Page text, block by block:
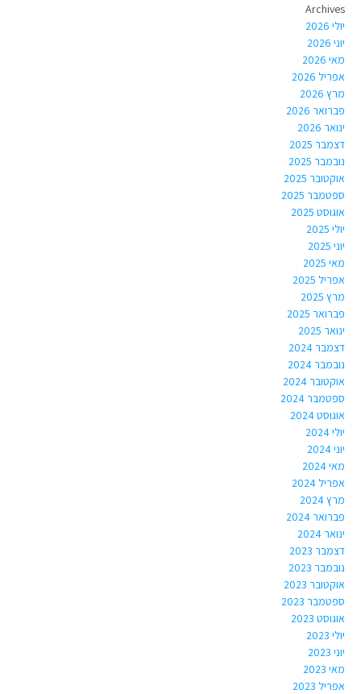
Archives
יולי 2026
יוני 2026
מאי 2026
אפריל 2026
מרץ 2026
פברואר 2026
ינואר 2026
דצמבר 2025
נובמבר 2025
אוקטובר 2025
ספטמבר 2025
אוגוסט 2025
יולי 2025
יוני 2025
מאי 2025
אפריל 2025
מרץ 2025
פברואר 2025
ינואר 2025
דצמבר 2024
נובמבר 2024
אוקטובר 2024
ספטמבר 2024
אוגוסט 2024
יולי 2024
יוני 2024
מאי 2024
אפריל 2024
מרץ 2024
פברואר 2024
ינואר 2024
דצמבר 2023
נובמבר 2023
אוקטובר 2023
ספטמבר 2023
אוגוסט 2023
יולי 2023
יוני 2023
מאי 2023
אפריל 2023